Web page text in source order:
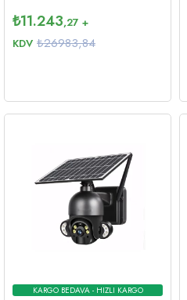
₺11.243,27 +
KDV ₺26983,84
KARGO BEDAVA - HIZLI KARGO